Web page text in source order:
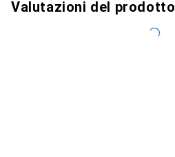
Valutazioni del prodotto